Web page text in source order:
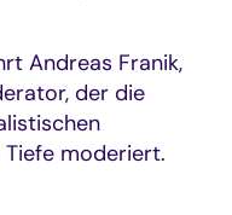
Andreas Franik,
der die
moderiert.